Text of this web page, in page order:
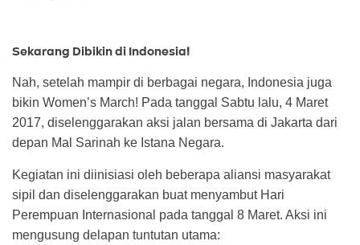
Sekarang Dibikin di Indonesia!
Nah, setelah mampir di berbagai negara, Indonesia juga
bikin Women’s March! Pada tanggal Sabtu lalu, 4 Maret
2017, diselenggarakan aksi jalan bersama di Jakarta dari
depan Mal Sarinah ke Istana Negara.
Kegiatan ini diinisiasi oleh beberapa aliansi masyarakat
sipil dan diselenggarakan buat menyambut Hari
Perempuan Internasional pada tanggal 8 Maret. Aksi ini
mengusung delapan tuntutan utama: